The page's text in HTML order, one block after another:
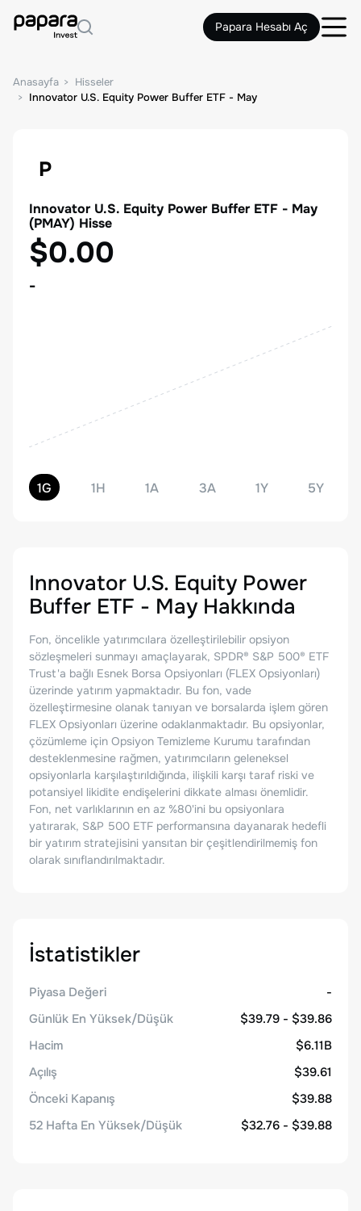
Papara Hesabı Aç
Anasayfa
Hisseler
Innovator U.S. Equity Power Buffer ETF - May
P
Innovator U.S. Equity Power Buffer ETF - May
(PMAY) Hisse
$0.00
-
1G 1H 1A 3A 1Y 5Y
Innovator U.S. Equity Power
Buffer ETF - May Hakkında
Fon, öncelikle yatırımcılara özelleştirilebilir opsiyon
sözleşmeleri sunmayı amaçlayarak, SPDR® S&P 500® ETF
Trust'a bağlı Esnek Borsa Opsiyonları (FLEX Opsiyonları)
üzerinde yatırım yapmaktadır. Bu fon, vade
özelleştirmesine olanak tanıyan ve borsalarda işlem gören
FLEX Opsiyonları üzerine odaklanmaktadır. Bu opsiyonlar,
çözümleme için Opsiyon Temizleme Kurumu tarafından
desteklenmesine rağmen, yatırımcıların geleneksel
opsiyonlarla karşılaştırıldığında, ilişkili karşı taraf riski ve
potansiyel likidite endişelerini dikkate alması önemlidir.
Fon, net varlıklarının en az %80'ini bu opsiyonlara
yatırarak, S&P 500 ETF performansına dayanarak hedefli
bir yatırım stratejisini yansıtan bir çeşitlendirilmemiş fon
olarak sınıflandırılmaktadır.
İstatistikler
Piyasa Değeri
-
Günlük En Yüksek/Düşük
$39.79 - $39.86
Hacim
$6.11B
Açılış
$39.61
Önceki Kapanış
$39.88
52 Hafta En Yüksek/Düşük
$32.76 - $39.88